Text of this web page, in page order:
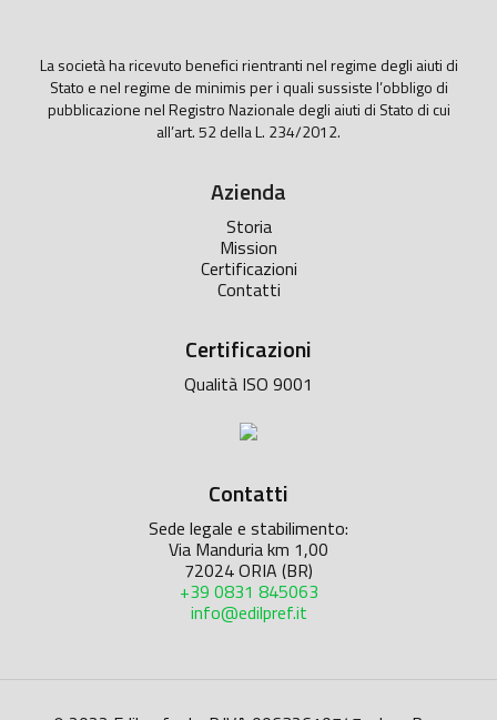
La società ha ricevuto benefici rientranti nel regime degli aiuti di
Stato e nel regime de minimis per i quali sussiste l’obbligo di
pubblicazione nel Registro Nazionale degli aiuti di Stato di cui
all’art. 52 della L. 234/2012.
Azienda
Storia
Mission
Certificazioni
Contatti
Certificazioni
Qualità ISO 9001
Contatti
Sede legale e stabilimento:
Via Manduria km 1,00
72024 ORIA (BR)
+39 0831 845063
info@edilpref.it